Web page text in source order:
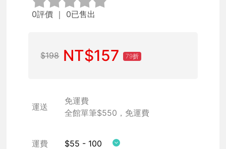
0評價 ｜ 0已售出
$198 NT$157 79折
運送
免運費
全館單筆$550，免運費
運費 $55 - 100